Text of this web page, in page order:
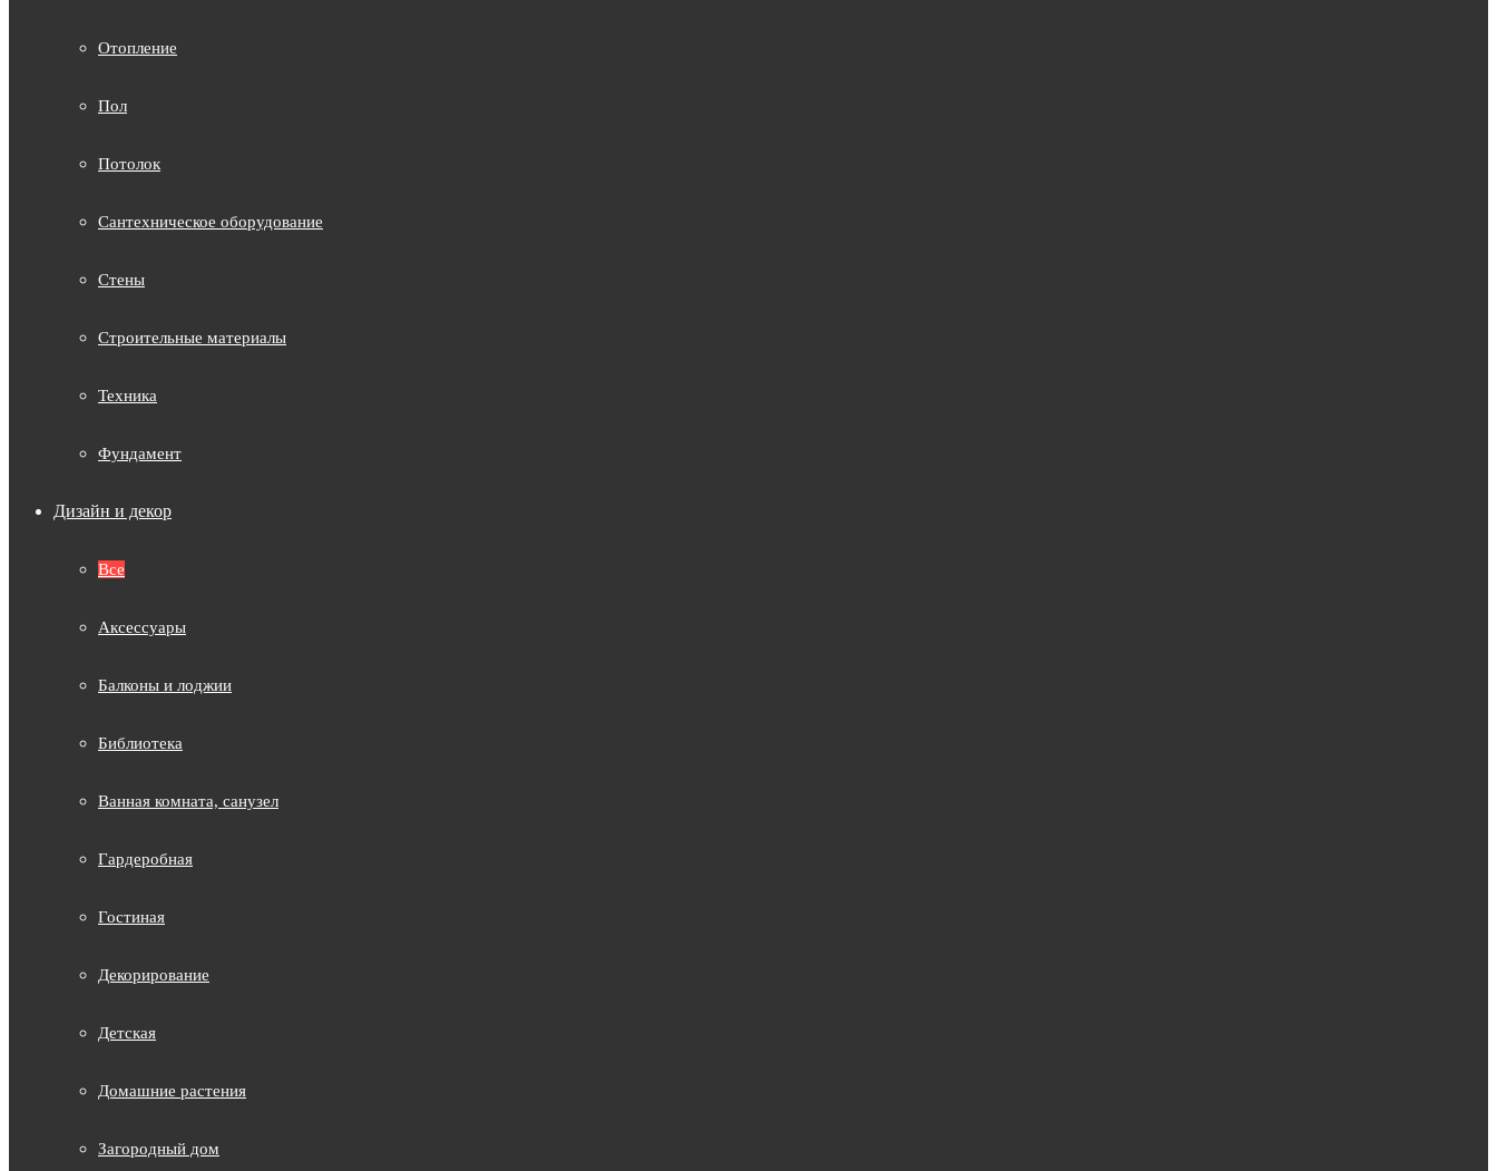
Отопление
Пол
Потолок
Сантехническое оборудование
Стены
Строительные материалы
Техника
Фундамент
Дизайн и декор
Все
Аксессуары
Балконы и лоджии
Библиотека
Ванная комната, санузел
Гардеробная
Гостиная
Декорирование
Детская
Домашние растения
Загородный дом